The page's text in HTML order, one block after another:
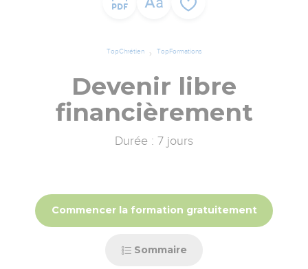
TopChrétien TopFormations
Devenir libre
financièrement
Durée : 7 jours
Commencer la formation gratuitement
Sommaire